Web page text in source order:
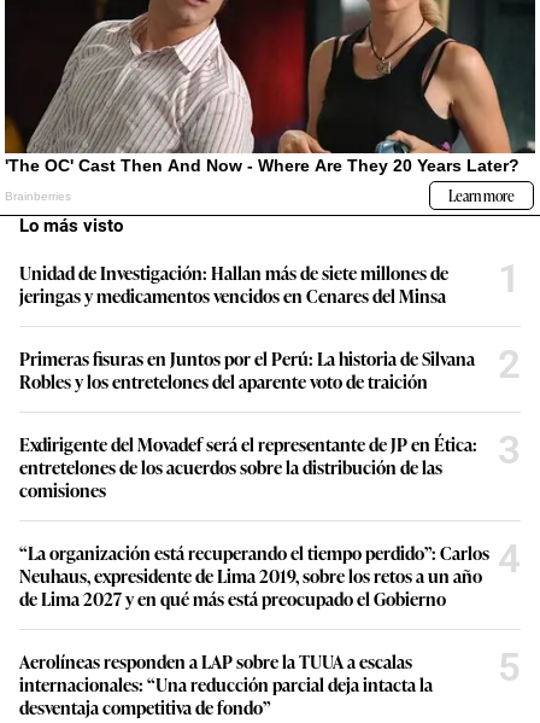
Lo más visto
Unidad de Investigación: Hallan más de siete millones de
jeringas y medicamentos vencidos en Cenares del Minsa
1
Primeras fisuras en Juntos por el Perú: La historia de Silvana
Robles y los entretelones del aparente voto de traición
2
Exdirigente del Movadef será el representante de JP en Ética:
entretelones de los acuerdos sobre la distribución de las
comisiones
3
“La organización está recuperando el tiempo perdido”: Carlos
Neuhaus, expresidente de Lima 2019, sobre los retos a un año
de Lima 2027 y en qué más está preocupado el Gobierno
4
Aerolíneas responden a LAP sobre la TUUA a escalas
internacionales: “Una reducción parcial deja intacta la
desventaja competitiva de fondo”
5